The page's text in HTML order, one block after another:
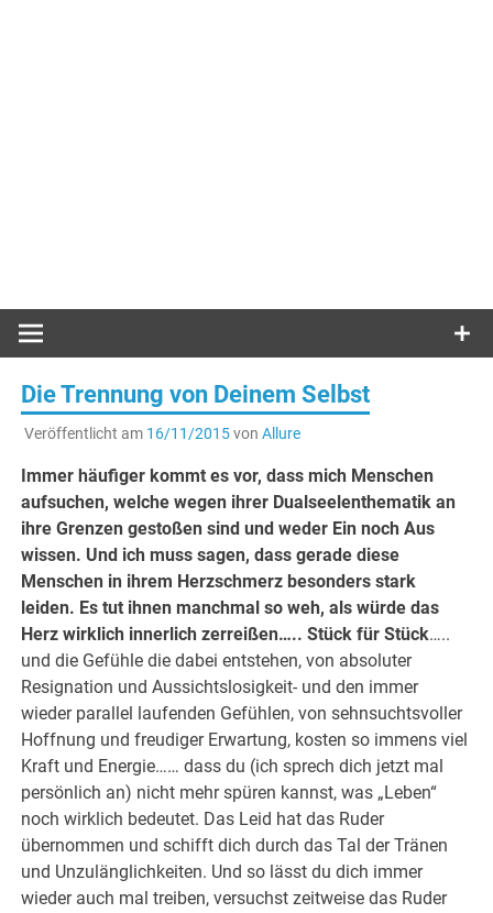
Die Trennung von Deinem Selbst
Veröffentlicht am 16/11/2015von Allure
Immer häufiger kommt es vor, dass mich Menschen
aufsuchen, welche wegen ihrer Dualseelenthematik an
ihre Grenzen gestoßen sind und weder Ein noch Aus
wissen. Und ich muss sagen, dass gerade diese
Menschen in ihrem Herzschmerz besonders stark
leiden. Es tut ihnen manchmal so weh, als würde das
Herz wirklich innerlich zerreißen….. Stück für Stück…..
und die Gefühle die dabei entstehen, von absoluter
Resignation und Aussichtslosigkeit- und den immer
wieder parallel laufenden Gefühlen, von sehnsuchtsvoller
Hoffnung und freudiger Erwartung, kosten so immens viel
Kraft und Energie…… dass du (ich sprech dich jetzt mal
persönlich an) nicht mehr spüren kannst, was „Leben“
noch wirklich bedeutet. Das Leid hat das Ruder
übernommen und schifft dich durch das Tal der Tränen
und Unzulänglichkeiten. Und so lässt du dich immer
wieder auch mal treiben, versuchst zeitweise das Ruder